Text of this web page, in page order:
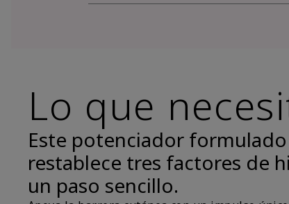
Lo que
Este potenciador
restablece tres factores de
un paso sencillo.